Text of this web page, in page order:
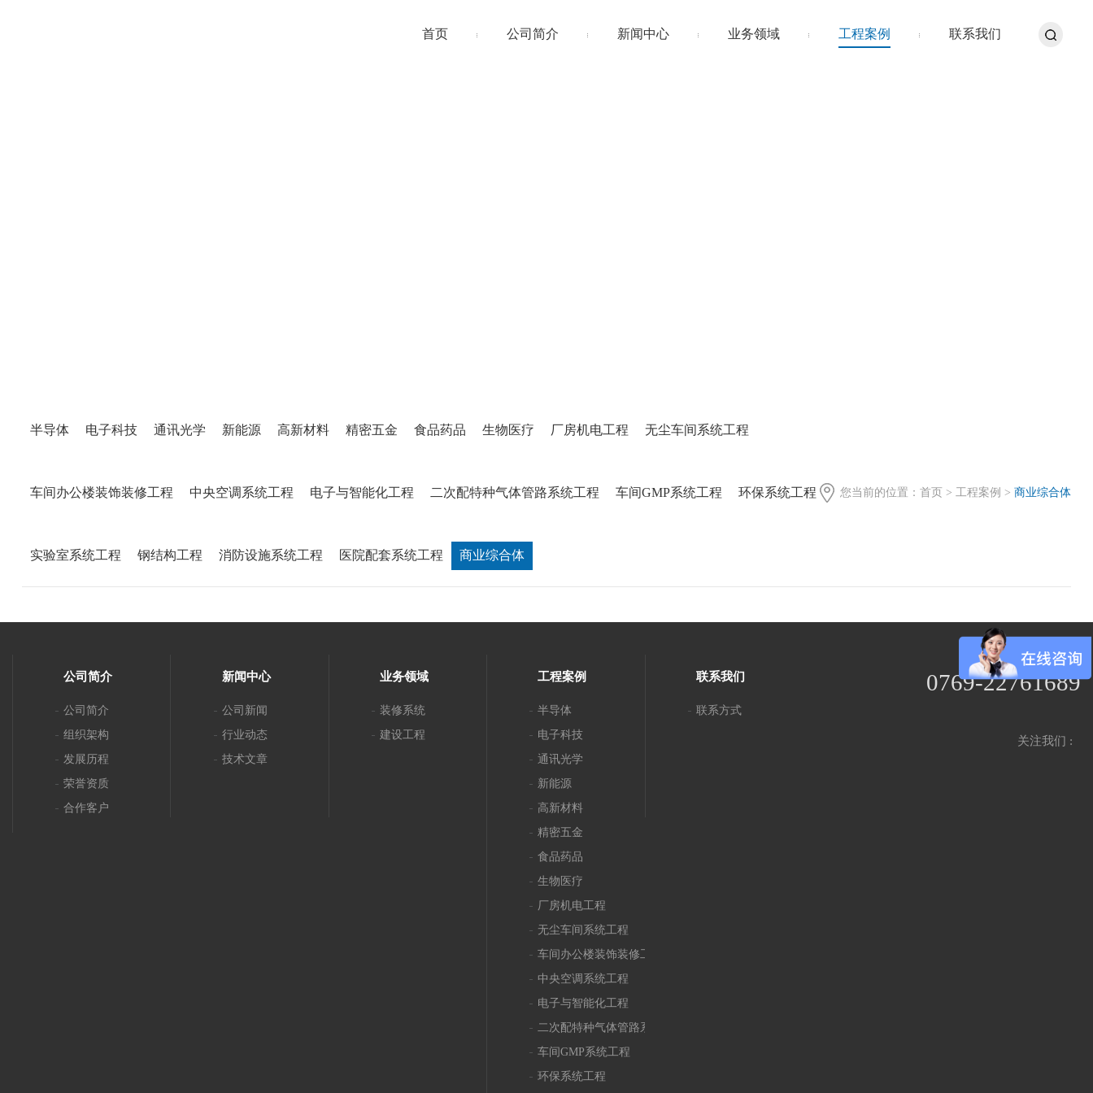
首页 公司简介 新闻中心 业务领域 工程案例 联系我们
您当前的位置：首页 > 工程案例 >商业综合体
半导体 电子科技 通讯光学 新能源 高新材料 精密五金 食品药品 生物医疗 厂房机电工程 无尘车间系统工程
车间办公楼装饰装修工程 中央空调系统工程 电子与智能化工程 二次配特种气体管路系统工程 车间GMP系统工程 环保系统工程
实验室系统工程 钢结构工程 消防设施系统工程 医院配套系统工程 商业综合体
公司简介
公司简介
组织架构
发展历程
荣誉资质
合作客户
新闻中心
公司新闻
行业动态
技术文章
业务领域
装修系统
建设工程
工程案例
半导体
电子科技
通讯光学
新能源
高新材料
精密五金
食品药品
生物医疗
厂房机电工程
无尘车间系统工程
车间办公楼装饰装修工程
中央空调系统工程
电子与智能化工程
二次配特种气体管路系统工程
车间GMP系统工程
环保系统工程
联系我们
联系方式
全国统一免费服务热线
0769-22761689
关注我们 :